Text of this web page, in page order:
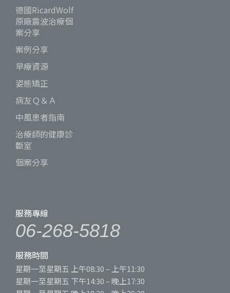
德國RicardWolf
原廠震波治療個
案分享
案例分享
早療資源
姿態矯正
病友Ｑ＆Ａ
中風患者指南
治療師的健康診
斷室
個案分享
服務專線
06-268-5818
服務時間
星期一至星期五 上午08:30 – 上午11:30
星期一至星期五 下午14:30 – 晚上17:30